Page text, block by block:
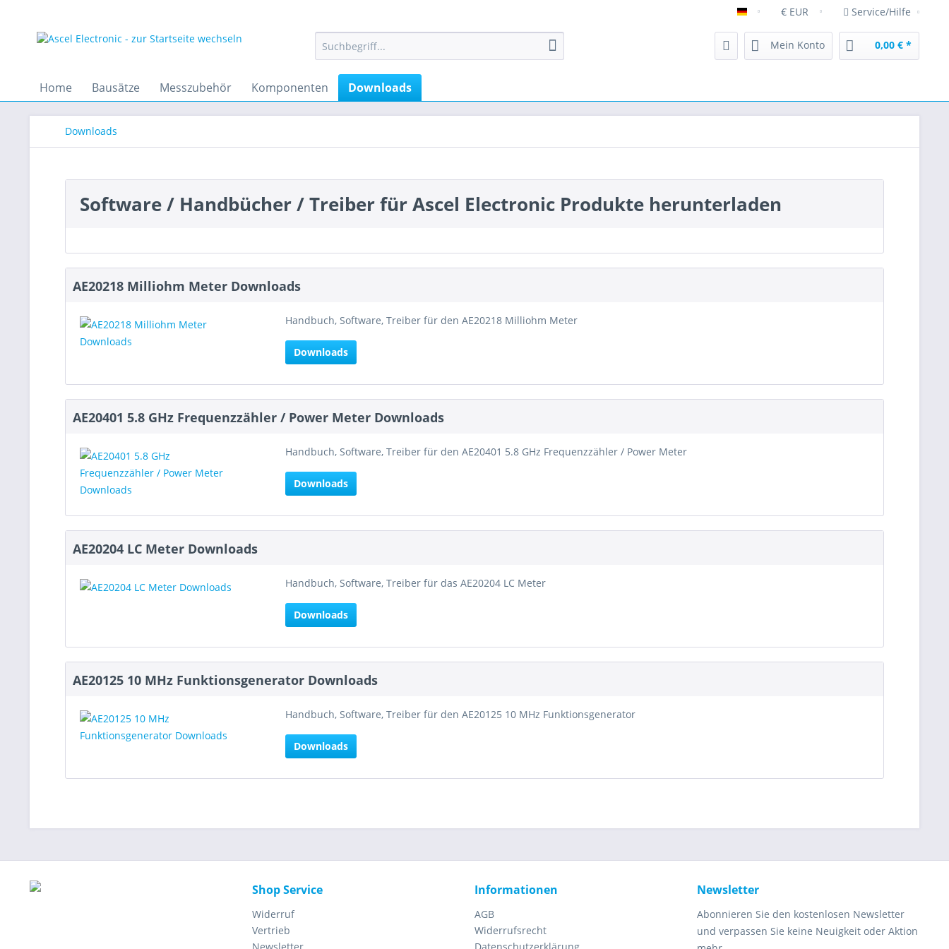
Deutsch [DE] Service/Hilfe
Mein Konto 0,00 € *
Home Bausätze Messzubehör Komponenten Downloads
Downloads
Software / Handbücher / Treiber für Ascel Electronic Produkte herunterladen
AE20218 Milliohm Meter Downloads
Handbuch, Software, Treiber für den AE20218 Milliohm Meter
Downloads
AE20401 5.8 GHz Frequenzzähler / Power Meter Downloads
Handbuch, Software, Treiber für den AE20401 5.8 GHz Frequenzzähler / Power Meter
Downloads
AE20204 LC Meter Downloads
Handbuch, Software, Treiber für das AE20204 LC Meter
Downloads
AE20125 10 MHz Funktionsgenerator Downloads
Handbuch, Software, Treiber für den AE20125 10 MHz Funktionsgenerator
Downloads
Shop Service
Widerruf
Vertrieb
Informationen
AGB
Widerrufsrecht
Newsletter
Abonnieren Sie den kostenlosen Newsletter
und verpassen Sie keine Neuigkeit oder Aktion